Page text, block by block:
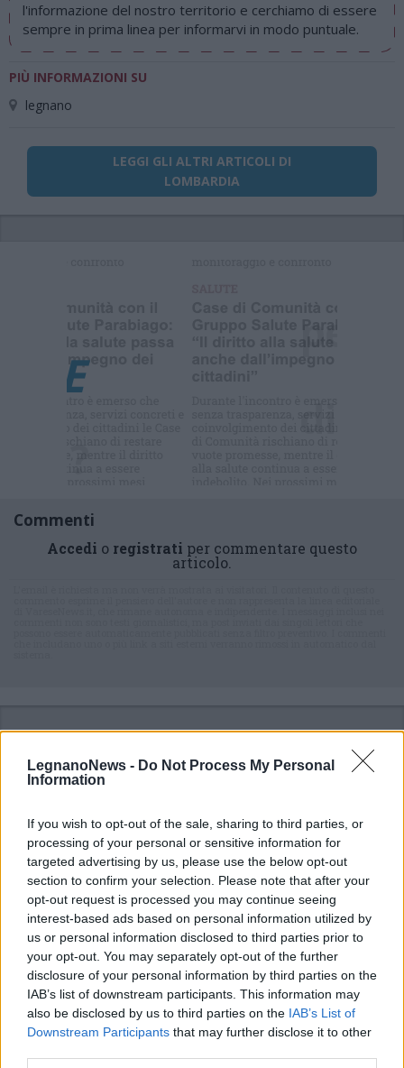
LegnanoNews - Do Not Process My Personal
Information
If you wish to opt-out of the sale, sharing to third parties, or
processing of your personal or sensitive information for
targeted advertising by us, please use the below opt-out
section to confirm your selection. Please note that after your
opt-out request is processed you may continue seeing
interest-based ads based on personal information utilized by
us or personal information disclosed to third parties prior to
your opt-out. You may separately opt-out of the further
disclosure of your personal information by third parties on the
IAB’s list of downstream participants. This information may
also be disclosed by us to third parties on the IAB’s List of
Downstream Participants that may further disclose it to other
l'informazione del nostro territorio e cerchiamo di essere
sempre in prima linea per informarvi in modo puntuale.
PIÙ INFORMAZIONI SU
legnano
LEGGI GLI ALTRI ARTICOLI DI
LOMBARDIA
Commenti
Accedi o registrati per commentare questo
articolo.
ALTRE NOTIZIE DI LEGNANO